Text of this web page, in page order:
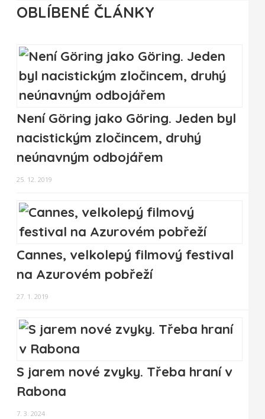
OBLÍBENÉ ČLÁNKY
Není Göring jako Göring. Jeden byl
nacistickým zločincem, druhý
neúnavným odbojářem
25. 12. 2019
Cannes, velkolepý filmový festival
na Azurovém pobřeží
27. 1. 2019
S jarem nové zvyky. Třeba hraní v
Rabona
7. 3. 2024